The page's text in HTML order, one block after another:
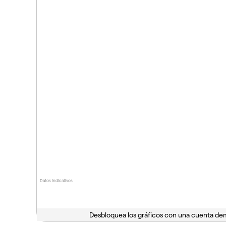
Datos indicativos
Desbloquea los gráficos con una cuenta